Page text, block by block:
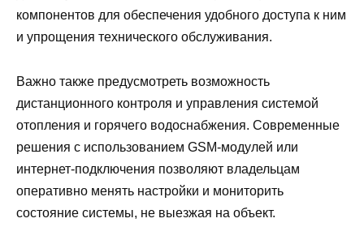
компонентов для обеспечения удобного доступа к ним
и упрощения технического обслуживания.
Важно также предусмотреть возможность
дистанционного контроля и управления системой
отопления и горячего водоснабжения. Современные
решения с использованием GSM-модулей или
интернет-подключения позволяют владельцам
оперативно менять настройки и мониторить
состояние системы, не выезжая на объект.